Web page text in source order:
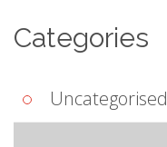
Categories
Uncategorised